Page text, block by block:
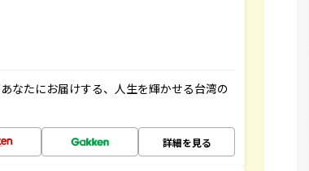
なたにお届けする、人生を輝かせる台湾の
詳細を見る